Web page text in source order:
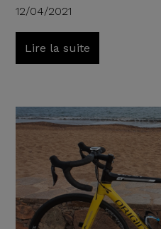
12/04/2021
Lire la suite